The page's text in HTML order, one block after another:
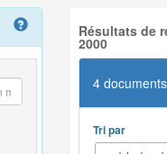
Résultats de
2000
4
Tri par